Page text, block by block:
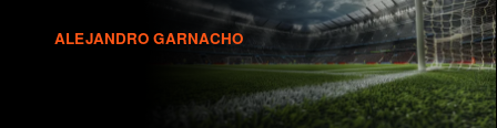
ALEJANDRO GARNACHO